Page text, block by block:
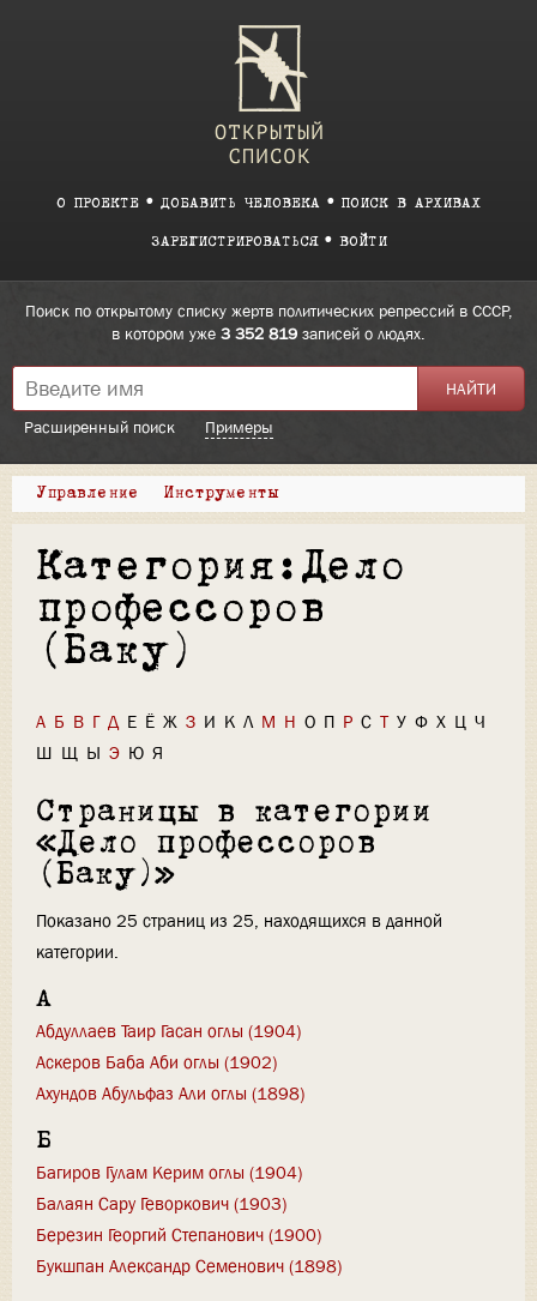
О ПРОЕКТЕ ДОБАВИТЬ ЧЕЛОВЕКА ПОИСК В АРХИВАХ
ЗАРЕГИСТРИРОВАТЬСЯ ВОЙТИ
Поиск по открытому списку жертв политических репрессий в СССР,
в котором уже 3 352 819 записей о людях.
Расширенный поиск Примеры
Управление Инструменты
Категория:Дело
профессоров
(Баку)
А Б В Г Д Е Ё Ж З И К Л М Н О П Р С Т У Ф Х Ц Ч
Ш Щ Ы Э Ю Я
Страницы в категории
«Дело профессоров
(Баку)»
Показано 25 страниц из 25, находящихся в данной
категории.
А
Абдуллаев Таир Гасан оглы (1904)
Аскеров Баба Аби оглы (1902)
Ахундов Абульфаз Али оглы (1898)
Б
Багиров Гулам Керим оглы (1904)
Балаян Сару Геворкович (1903)
Березин Георгий Степанович (1900)
Букшпан Александр Семенович (1898)